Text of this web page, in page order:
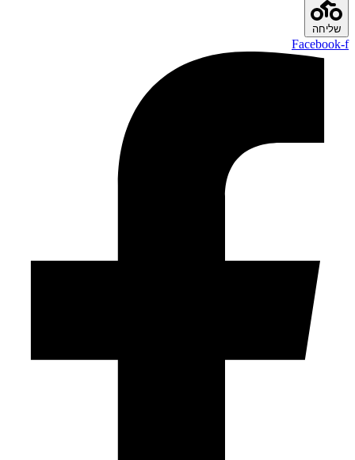
שליחה
Facebook-f